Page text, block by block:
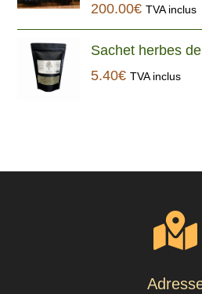
200.00€ TVA inclus
Sachet herbes
5.40€ TVA inclus